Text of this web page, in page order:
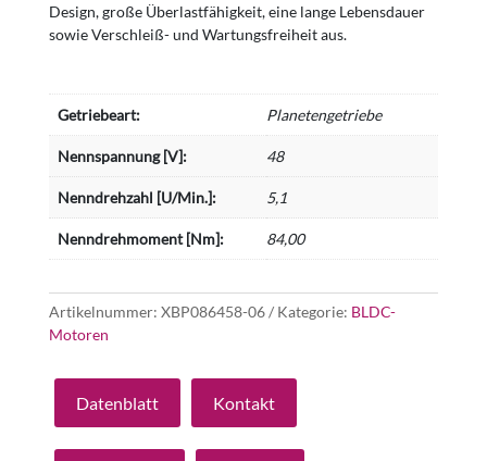
Design, große Überlastfähigkeit, eine lange Lebensdauer
sowie Verschleiß- und Wartungsfreiheit aus.
Getriebeart: Planetengetriebe
Nennspannung [V]: 48
Nenndrehzahl [U/Min.]: 5,1
Nenndrehmoment [Nm]: 84,00
Artikelnummer: XBP086458-06 Kategorie: BLDC-
Motoren
Datenblatt Kontakt